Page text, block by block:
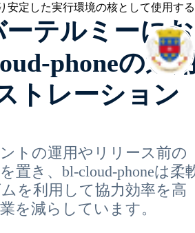
テルミーにお
phoneの運
トレーション
トの運用やリリース前の
置き、bl-cloud-phoneは柔
を利用して協力効率を高
を減らしています。